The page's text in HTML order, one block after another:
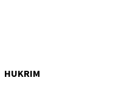
HUKRIM